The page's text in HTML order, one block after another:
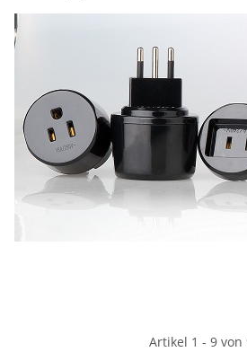
Artikel 1 - 9 von